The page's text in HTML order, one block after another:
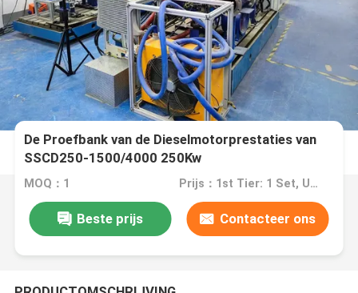
De Proefbank van de Dieselmotorprestaties van
SSCD250-1500/4000 250Kw
MOQ：1 Prijs：1st Tier: 1 Set, Unit Price USD 3.00 2nd Tier: 2-5 Sets, Unit Price USD 2.00 3rd Tier: Over 5 Sets, Unit Price USD 1.00
Beste prijs Contacteer ons